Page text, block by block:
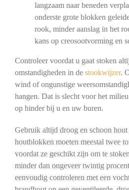
langzaam naar beneden
onderste grote blokken
rook, minder aanslag in het
kans op creosootvorming en
Controleer voordat u gaat stoken
omstandigheden in de stookwijzer.
wind of ongunstige
hangen. Dat is slecht voor het
op hinder bij u en uw buren.
Gebruik altijd droog en schoon hout
houtblokken moeten meestal twee
voordat ze geschikt zijn om te
minder dan ongeveer twintig
eenvoudig controleren met een